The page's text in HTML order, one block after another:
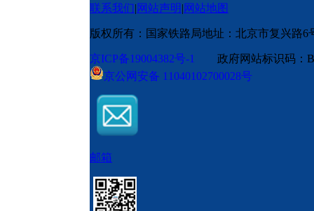
联系我们|网站声明|网站地图
版权所有：国家铁路局地址：北京市复兴路6
京ICP备19004382号-1
政府网站标识码
京公网安备 11040102700028号
邮箱